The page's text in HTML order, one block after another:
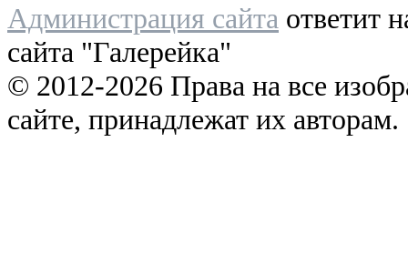
Администрация сайта ответит
сайта "Галерейка"
© 2012-2026 Права на все
сайте, принадлежат их авторам.